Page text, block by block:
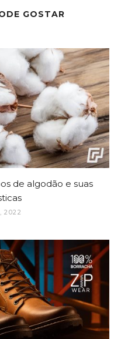
GOSTAR
de algodão e suas
2022